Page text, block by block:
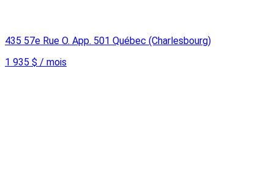
435 57e Rue O. App. 501 Québec (Charlesbourg)
1 935 $ / mois